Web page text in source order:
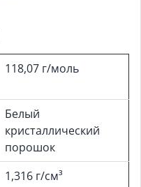
118,07 г/моль
Белый
кристаллический
порошок
1,316 г/см³